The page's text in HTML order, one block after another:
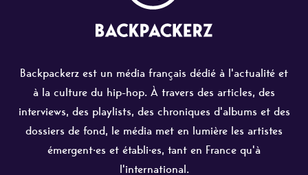
Backpackerz est un média français dédié à l'actualité et
à la culture du hip-hop. À travers des articles, des
interviews, des playlists, des chroniques d'albums et des
dossiers de fond, le média met en lumière les artistes
émergent·es et établi·es, tant en France qu'à
l'international.